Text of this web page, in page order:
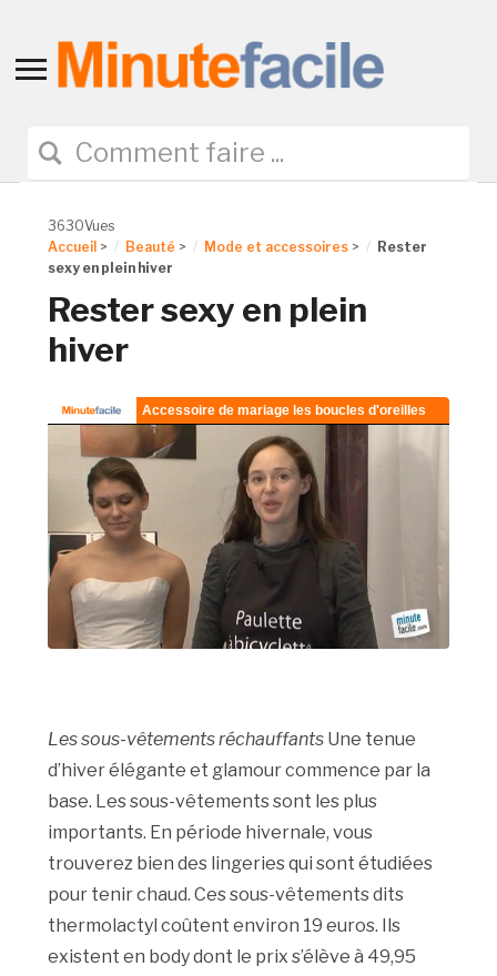
Toggle
navigation
3630Vues
Accueil > Beauté > Mode et accessoires >
Rester
sexy en plein hiver
Rester sexy en plein
hiver
Les sous-vêtements réchauffants Une tenue
d’hiver élégante et glamour commence par la
base. Les sous-vêtements sont les plus
importants. En période hivernale, vous
trouverez bien des lingeries qui sont étudiées
pour tenir chaud. Ces sous-vêtements dits
thermolactyl coûtent environ 19 euros. Ils
existent en body dont le prix s’élève à 49,95